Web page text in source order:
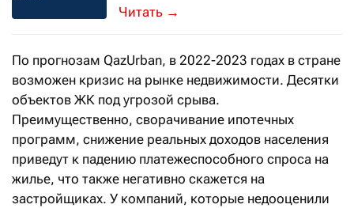
→
По прогнозам QazUrban, в 2022-2023 годах в стране
возможен кризис на рынке недвижимости. Десятки
объектов ЖК под угрозой срыва.
Преимущественно, сворачивание ипотечных
программ, снижение реальных доходов населения
приведут к падению платежеспособного спроса на
жилье, что также негативно скажется на
застройщиках. У компаний, которые недооценили